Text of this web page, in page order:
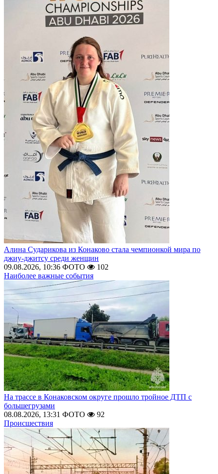
Алина Сударикова из Конаково стала чемпионкой мира по
джиу-джитсу среди женщин
09.08.2026, 10:36 ФОТО
102
Наиболее важные события
На трассе в Конаковском округе прошло тройное ДТП с
большегрузами
08.08.2026, 13:31 ФОТО
92
Происшествия